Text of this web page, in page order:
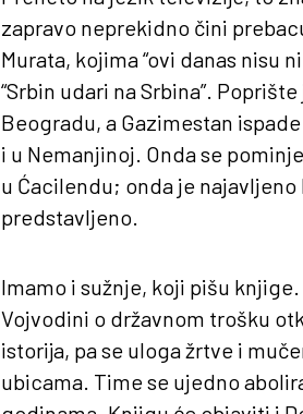
zapravo neprekidno čini
Murata, kojima “ovi danas nisu
“Srbin udari na Srbina”.
Beogradu, a Gazimestan
i u Nemanjinoj. Onda se
u Ćacilendu; onda je
predstavljeno.
Imamo i sužnje, koji pišu
Vojvodini o državnom trošku
istorija, pa se uloga žrtve i
ubicama. Time se ujedno